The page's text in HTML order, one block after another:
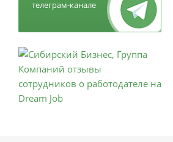
телеграм-канале